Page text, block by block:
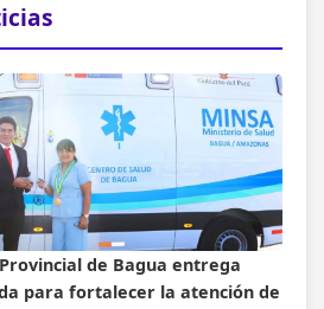
de Bagua entrega
para fortalecer la atención de